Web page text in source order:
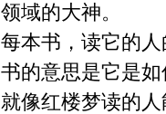
领域的大神。
每本书，读它的
书的意思是它是
就像红楼梦读的